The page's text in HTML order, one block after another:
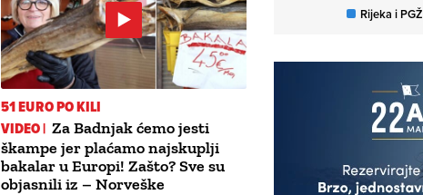
51 EURO PO KILI
VIDEO | Za Badnjak ćemo jesti
škampe jer plaćamo najskuplji
bakalar u Europi! Zašto? Sve su
objasnili iz – Norveške
Rijeka i PGŽ